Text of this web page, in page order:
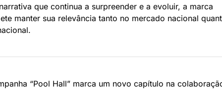
que continua a surpreender e a evoluir, a marca
manter sua relevância tanto no mercado nacional
“Pool Hall” marca um novo capítulo na